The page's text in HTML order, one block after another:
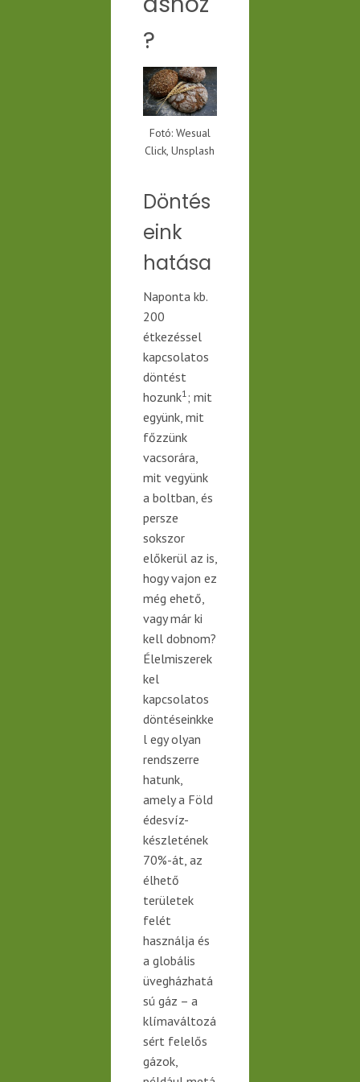
?
Fotó: Wesual
Click, Unsplash
Döntés
eink
hatása
Naponta kb.
200
étkezéssel
kapcsolatos
döntést
hozunk1; mit
együnk, mit
főzzünk
vacsorára,
mit vegyünk
a boltban, és
persze
sokszor
előkerül az is,
hogy vajon ez
még ehető,
vagy már ki
kell dobnom?
Élelmiszerek
kel
kapcsolatos
döntéseinkke
l egy olyan
rendszerre
hatunk,
amely a Föld
édesvíz-
készletének
70%-át, az
élhető
területek
felét
használja és
a globális
üvegházhatá
sú gáz – a
klímaváltozá
sért felelős
gázok,